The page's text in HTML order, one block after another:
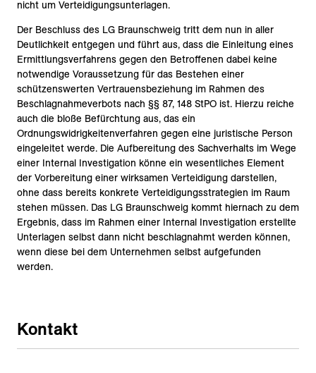
nicht um Verteidigungsunterlagen.
Der Beschluss des LG Braunschweig tritt dem nun in aller
Deutlichkeit entgegen und führt aus, dass die Einleitung eines
Ermittlungsverfahrens gegen den Betroffenen dabei keine
notwendige Voraussetzung für das Bestehen einer
schützenswerten Vertrauensbeziehung im Rahmen des
Beschlagnahmeverbots nach §§ 87, 148 StPO ist. Hierzu reiche
auch die bloße Befürchtung aus, das ein
Ordnungswidrigkeitenverfahren gegen eine juristische Person
eingeleitet werde. Die Aufbereitung des Sachverhalts im Wege
einer Internal Investigation könne ein wesentliches Element
der Vorbereitung einer wirksamen Verteidigung darstellen,
ohne dass bereits konkrete Verteidigungsstrategien im Raum
stehen müssen. Das LG Braunschweig kommt hiernach zu dem
Ergebnis, dass im Rahmen einer Internal Investigation erstellte
Unterlagen selbst dann nicht beschlagnahmt werden können,
wenn diese bei dem Unternehmen selbst aufgefunden
werden.
Kontakt